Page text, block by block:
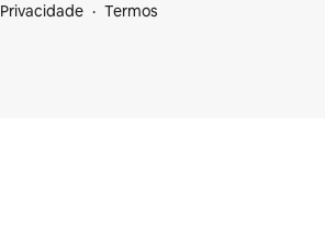
Privacidade
Termos